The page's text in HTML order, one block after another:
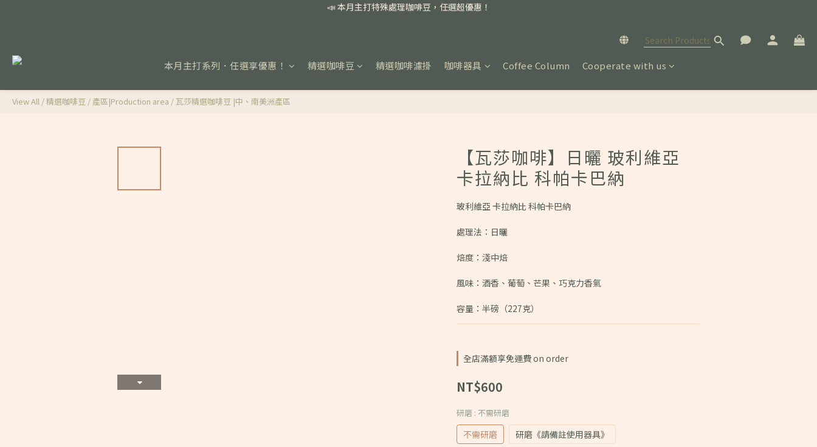
📣 本月主打特殊處理咖啡豆，任選超優惠！
本月主打系列．任選享優惠！ 精選咖啡豆 精選咖啡濾掛 咖啡器具 Coffee Column Cooperate with us
View All /精選咖啡豆 / 產區|Production area / 瓦莎精選咖啡豆 |中、南美洲產區
【瓦莎咖啡】日曬 玻利維亞
卡拉納比 科帕卡巴納
玻利維亞 卡拉納比 科帕卡巴納
處理法：日曬
焙度：淺中焙
風味：酒香、葡萄、芒果、巧克力香氣
容量：半磅（227克）
全店滿額享免運費 on order
NT$600
研磨 : 不需研磨
不需研磨 研磨《請備註使用器具》